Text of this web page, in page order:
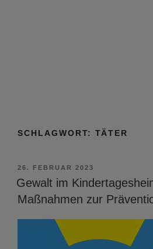
SCHLAGWORT: TÄTER
VERÖFFENTLICHT
AM
26. FEBRUAR 2023
Gewalt im
Maßnahmen zur